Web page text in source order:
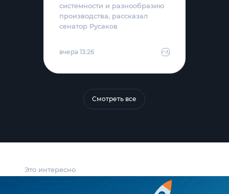
Это интересно
системности и разнообразию
производства, рассказал
сенатор Русаков
вчера 13:26
Смотреть все